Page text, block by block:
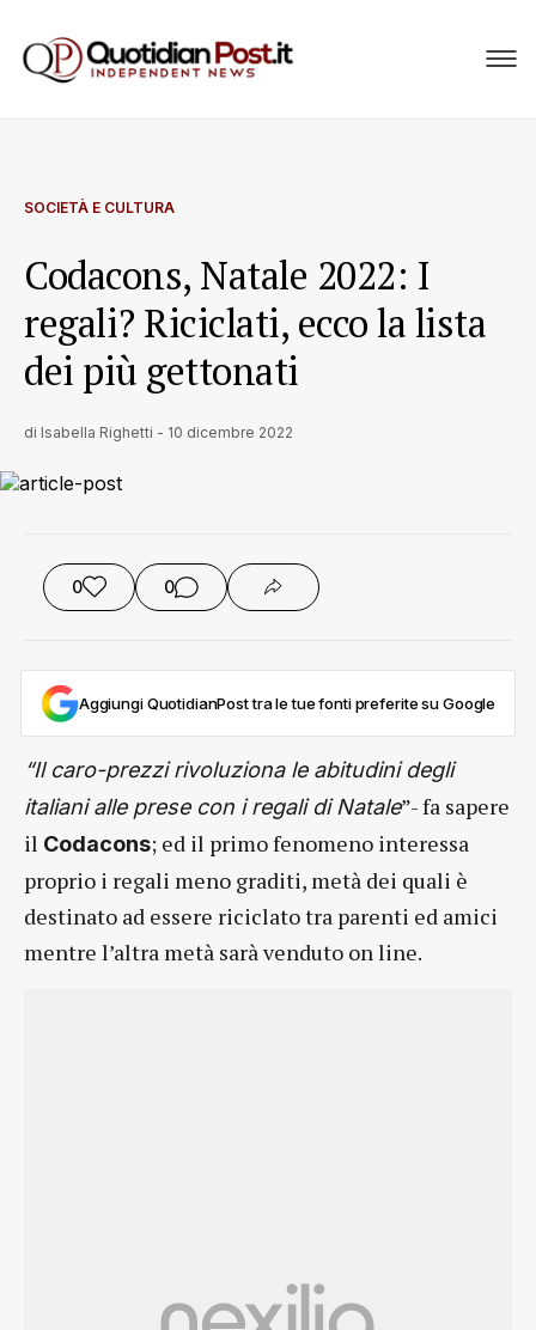
SOCIETÀ E CULTURA
Codacons, Natale 2022: I
regali? Riciclati, ecco la lista
dei più gettonati
di Isabella Righetti - 10 dicembre 2022
0 0
Aggiungi QuotidianPost tra le tue fonti preferite su Google
“Il caro-prezzi rivoluziona le abitudini degli
italiani alle prese con i regali di Natale”- fa sapere
il Codacons; ed il primo fenomeno interessa
proprio i regali meno graditi, metà dei quali è
destinato ad essere riciclato tra parenti ed amici
mentre l’altra metà sarà venduto on line.